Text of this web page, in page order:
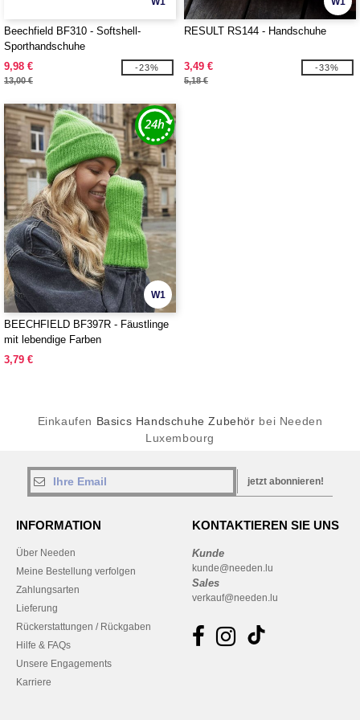
Beechfield BF310 - Softshell-
Sporthandschuhe
9,98 €
13,00 €
-23%
RESULT RS144 - Handschuhe
3,49 €
5,18 €
-33%
W1
BEECHFIELD BF397R - Fäustlinge
mit lebendige Farben
3,79 €
Einkaufen Basics Handschuhe Zubehör bei Needen
Luxembourg
jetzt abonnieren!
INFORMATION
Über Needen
Meine Bestellung verfolgen
Zahlungsarten
Lieferung
Rückerstattungen / Rückgaben
Hilfe & FAQs
Unsere Engagements
Karriere
KONTAKTIEREN SIE UNS
Kunde
kunde@needen.lu
Sales
verkauf@needen.lu